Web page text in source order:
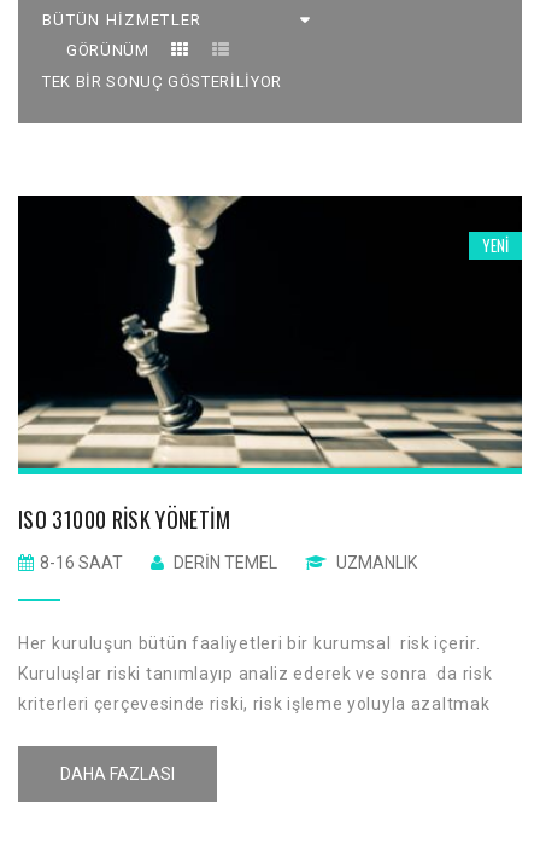
GÖRÜNÜM
TEK BIR SONUÇ GÖSTERILIYOR
YENI
ISO 31000 RISK YÖNETIM
8-16 SAAT DERIN TEMEL UZMANLIK
Her kuruluşun bütün faaliyetleri bir kurumsal risk içerir.
Kuruluşlar riski tanımlayıp analiz ederek ve sonra da risk
kriterleri çerçevesinde riski, risk işleme yoluyla azaltmak
Yönetimi denir.
DAHA FAZLASI